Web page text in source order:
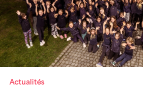
Actualités